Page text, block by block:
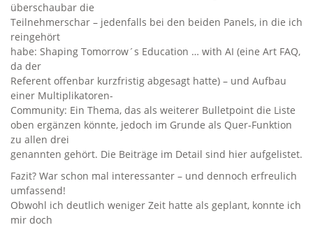
überschaubar die
Teilnehmerschar – jedenfalls bei den beiden Panels, in die ich
reingehört
habe: Shaping Tomorrow´s Education … with AI (eine Art FAQ,
da der
Referent offenbar kurzfristig abgesagt hatte) – und Aufbau
einer Multiplikatoren-
Community: Ein Thema, das als weiterer Bulletpoint die Liste
oben ergänzen könnte, jedoch im Grunde als Quer-Funktion
zu allen drei
genannten gehört. Die Beiträge im Detail sind hier aufgelistet.
Fazit? War schon mal interessanter – und dennoch erfreulich
umfassend!
Obwohl ich deutlich weniger Zeit hatte als geplant, konnte ich
mir doch